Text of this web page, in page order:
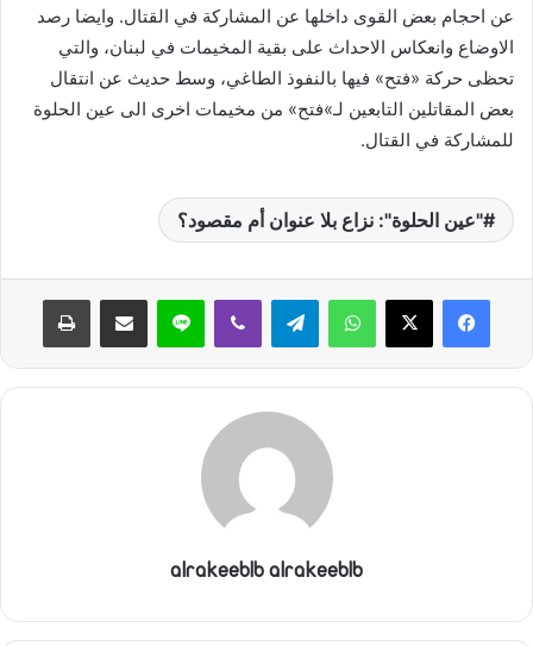
عن احجام بعض القوى داخلها عن المشاركة في القتال. وايضا رصد
الاوضاع وانعكاس الاحداث على بقية المخيمات في لبنان، والتي
تحظى حركة «فتح» فيها بالنفوذ الطاغي، وسط حديث عن انتقال
بعض المقاتلين التابعين لـ»فتح» من مخيمات اخرى الى عين الحلوة
للمشاركة في القتال.
"عين الحلوة": نزاع بلا عنوان أم مقصود؟
واتساب لاين
alrakeeblb alrakeeblb